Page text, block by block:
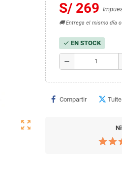
zoom_out_map
S/ 269
🚚 Entrega el mismo día
check EN STOCK
remove
Compartir